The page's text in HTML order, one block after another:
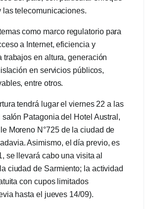
las telecomunicaciones.
como marco regulatorio para
a Internet, eficiencia y
trabajos en altura, generación
en servicios públicos,
entre otros.
tendrá lugar el viernes 22 a las
salón Patagonia del Hotel Austral,
Moreno N°725 de la ciudad de
Asimismo, el día previo, es
se llevará cabo una visita al
ciudad de Sarmiento; la actividad
con cupos limitados
hasta el jueves 14/09).